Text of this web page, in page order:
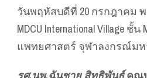
วันพฤหัสบดีที่ 20 กรกฎาคม พ.ศ
MDCU International Village
แพทยศาสตร์ จุฬาลงกรณ์มห